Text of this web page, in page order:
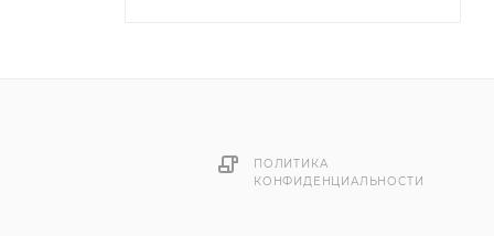
ПОЛИТИКА
КОНФИДЕНЦИАЛЬНОСТИ